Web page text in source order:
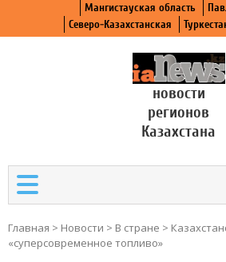
Мангистауская область
Северо-Казахстанская
новости
регионов
Казахстана
Главная > Новости > В стране >
«суперсовременное топливо»